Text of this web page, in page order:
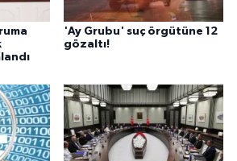
'Ay Grubu' suç örgütüne 12
gözaltı!